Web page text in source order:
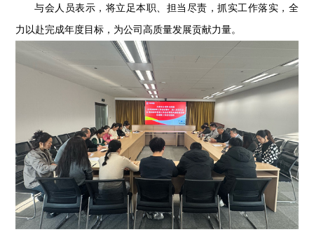
与会人员表示，将立足本职、担当尽责，抓实工作落实，全
力以赴完成年度目标，为公司高质量发展贡献力量。